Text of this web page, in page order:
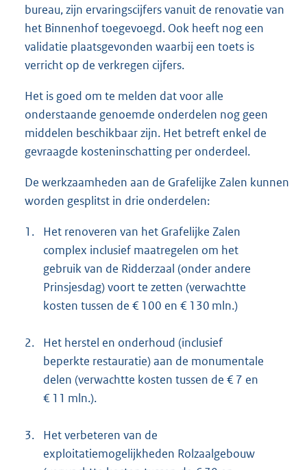
bureau, zijn ervaringscijfers vanuit de renovatie van
het Binnenhof toegevoegd. Ook heeft nog een
validatie plaatsgevonden waarbij een toets is
verricht op de verkregen cijfers.
Het is goed om te melden dat voor alle
onderstaande genoemde onderdelen nog geen
middelen beschikbaar zijn. Het betreft enkel de
gevraagde kosteninschatting per onderdeel.
De werkzaamheden aan de Grafelijke Zalen kunnen
worden gesplitst in drie onderdelen:
1.
Het renoveren van het Grafelijke Zalen
complex inclusief maatregelen om het
gebruik van de Ridderzaal (onder andere
Prinsjesdag) voort te zetten (verwachtte
kosten tussen de € 100 en € 130 mln.)
2.
Het herstel en onderhoud (inclusief
beperkte restauratie) aan de monumentale
delen (verwachtte kosten tussen de € 7 en
€ 11 mln.).
3.
Het verbeteren van de
exploitatiemogelijkheden Rolzaalgebouw